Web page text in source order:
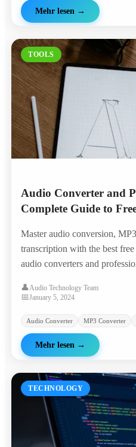
Mehr lesen →
TOOLS
Audio Converter and
Complete Guide to
Master audio conversion,
transcription with the best
audio converters and
👤Audio Technology Team
📅January 5, 2024
Audio Converter MP3 Converter
Mehr lesen →
TECHNOLOGY